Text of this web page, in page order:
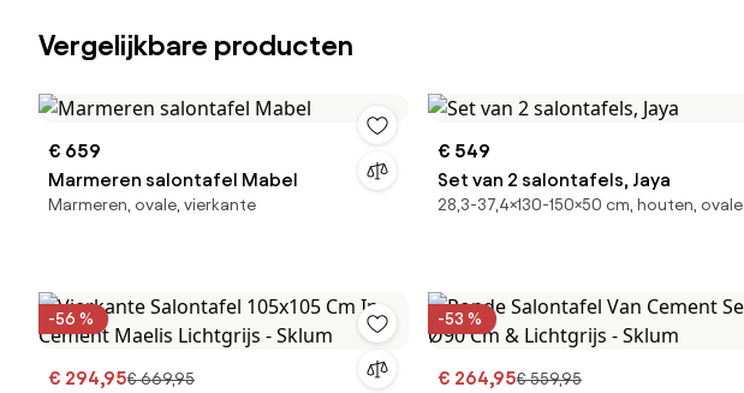
Vergelijkbare producten
€ 659
Marmeren salontafel Mabel
Marmeren, ovale, vierkante
€ 549
Set van 2 salontafels, Jaya
28,3-37,4×130-150×50 cm, houten, ovale
-56 %
€ 294,95€ 669,95
-53 %
€ 264,95€ 559,95